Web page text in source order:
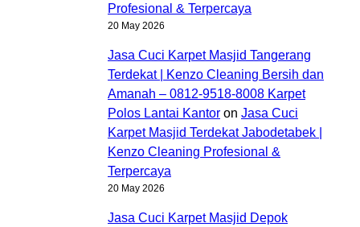
Profesional & Terpercaya
20 May 2026
Jasa Cuci Karpet Masjid Tangerang
Terdekat | Kenzo Cleaning Bersih dan
Amanah – 0812-9518-8008 Karpet
Polos Lantai Kantor on Jasa Cuci
Karpet Masjid Terdekat Jabodetabek |
Kenzo Cleaning Profesional &
Terpercaya
20 May 2026
Jasa Cuci Karpet Masjid Depok